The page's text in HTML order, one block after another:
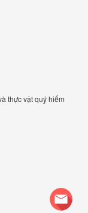
thực vật quý hiếm